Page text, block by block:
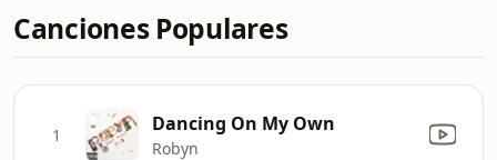
Canciones Populares
1 Dancing On My Own
Robyn